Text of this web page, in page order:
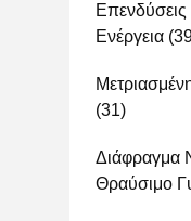
Επενδύσεις
Ενέργεια
(31)
Διάφραγμα
Θραύσιμο